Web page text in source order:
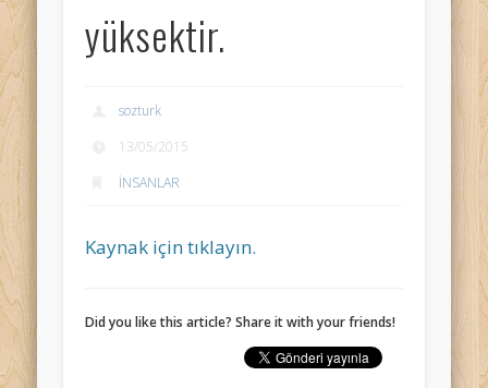
yüksektir.
sozturk
13/05/2015
İNSANLAR
Kaynak için tıklayın.
Did you like this article? Share it with your friends!